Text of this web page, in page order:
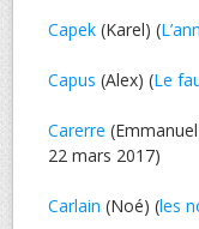
Capek (Karel) (
Capus (Alex) (Le
Carerre
22 mars 2017)
Carlain (Noé) (les